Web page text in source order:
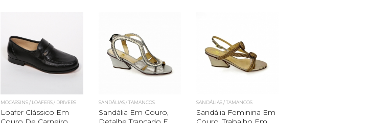
MOCASSINS / LOAFERS / DRIVERS
Loafer Clássico Em
SANDÁLIAS / TAMANCOS
Sandália Em Couro,
SANDÁLIAS / TAMANCOS
Sandália Feminina Em